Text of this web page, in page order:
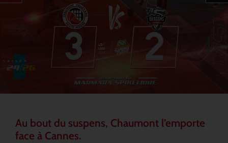
Au bout du suspens, Chaumont l’emporte
face à Cannes.